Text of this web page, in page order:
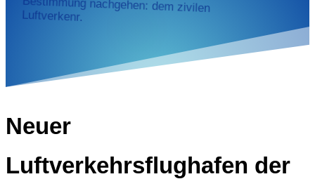
Luftverkenr.
Neuer
Luftverkehrsflughafen der